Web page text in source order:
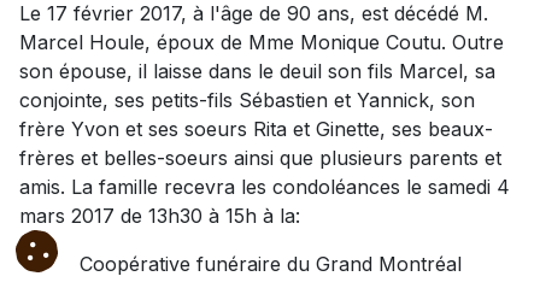
Le 17 février 2017, à l'âge de 90 ans, est décédé M.
Marcel Houle, époux de Mme Monique Coutu. Outre
son épouse, il laisse dans le deuil son fils Marcel, sa
conjointe, ses petits-fils Sébastien et Yannick, son
frère Yvon et ses soeurs Rita et Ginette, ses beaux-
frères et belles-soeurs ainsi que plusieurs parents et
amis. La famille recevra les condoléances le samedi 4
mars 2017 de 13h30 à 15h à la:
Coopérative funéraire du Grand Montréal